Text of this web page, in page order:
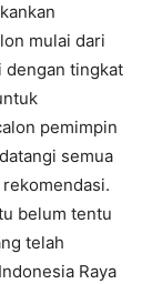
mulai dari
dengan tingkat
pemimpin
semua
belum tentu
telah
Raya